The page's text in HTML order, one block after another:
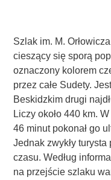
Szlak im. M.
cieszący się sporą
oznaczony kolorem
przez całe Sudety.
Beskidzkim drugi
Liczy około 440 km.
46 minut pokonał go
Jednak zwykły
czasu. Według
na przejście szlaku